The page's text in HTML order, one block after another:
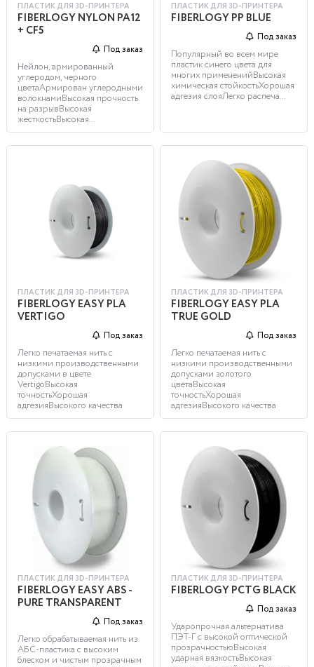
ПЛАСТИК ДЛЯ 3D-ПРИНТЕРА
FIBERLOGY NYLON PA12
+ CF5
Под заказ
Нейлон, армированный
углеродом, черного
цветаАрмирован углеродными
волокнамиВысокая прочность
на разрывВысокая
жесткостьВысокая...
ПЛАСТИК ДЛЯ 3D-ПРИНТЕРА
FIBERLOGY PP BLUE
Под заказ
Популярный во всем мире
пластик синего цвета для
многих примененийВысокая
химическая стойкостьХорошая
адгезия слояЛегко распеча...
ПЛАСТИК ДЛЯ 3D-ПРИНТЕРА
FIBERLOGY EASY PLA
VERTIGO
Под заказ
Легко печатаемая нить с
низкими производственными
допусками в цвете
VertigoВысокая
точностьХорошая
адгезияВысокого качества
ПЛАСТИК ДЛЯ 3D-ПРИНТЕРА
FIBERLOGY EASY PLA
TRUE GOLD
Под заказ
Легко печатаемая нить с
низкими производственными
допусками золотого
цветаВысокая
точностьХорошая
адгезияВысокого качества
ПЛАСТИК ДЛЯ 3D-ПРИНТЕРА
FIBERLOGY EASY ABS -
PURE TRANSPARENT
Под заказ
Легко обрабатываемая нить из
АБС-пластика с высоким
блеском и чистым прозрачным
ПЛАСТИК ДЛЯ 3D-ПРИНТЕРА
FIBERLOGY PCTG BLACK
Под заказ
Ударопрочная альтернатива
ПЭТ-Г с высокой оптической
прозрачностьюВысокая
ударная вязкостьВысокая